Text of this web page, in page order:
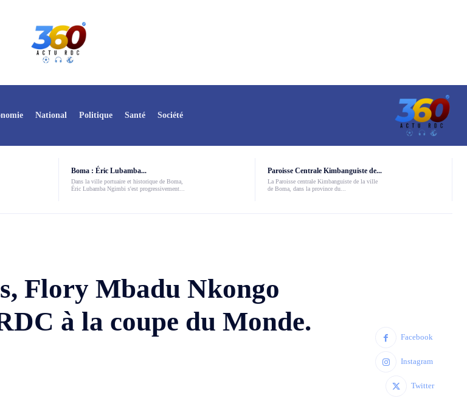
National Politique Santé Société
Boma : Éric Lubamba...
Dans la ville portuaire et historique de Boma,
Éric Lubamba Ngimbi s'est progressivement...
Paroisse Centrale Kimbanguiste de...
La Paroisse centrale Kimbanguiste de la ville
de Boma, dans la province du...
Flory Mbadu Nkongo
à la coupe du Monde.
Facebook
Instagram
Twitter